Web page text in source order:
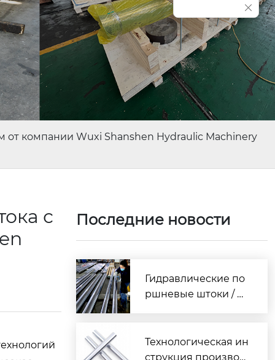
компании Wuxi Shanshen Hydraulic Machinery
с
Последние новости
Гидравлические по
ршневые штоки / П
ванных штоков: мат
ериалы, термообра
Технологическая ин
струкция производ